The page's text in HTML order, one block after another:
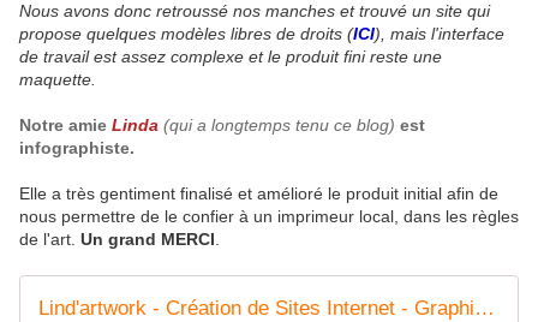
Nous avons donc retroussé nos manches et trouvé un site qui
propose quelques modèles libres de droits (ICI), mais l'interface
de travail est assez complexe et le produit fini reste une
maquette.
Notre amie Linda (qui a longtemps tenu ce blog) est
infographiste.
Elle a très gentiment finalisé et amélioré le produit initial afin de
nous permettre de le confier à un imprimeur local, dans les règles
de l'art. Un grand MERCI
Lind'artwork - Création de Sites Internet - Graphiste Web & Print - Photographe & Vidéaste